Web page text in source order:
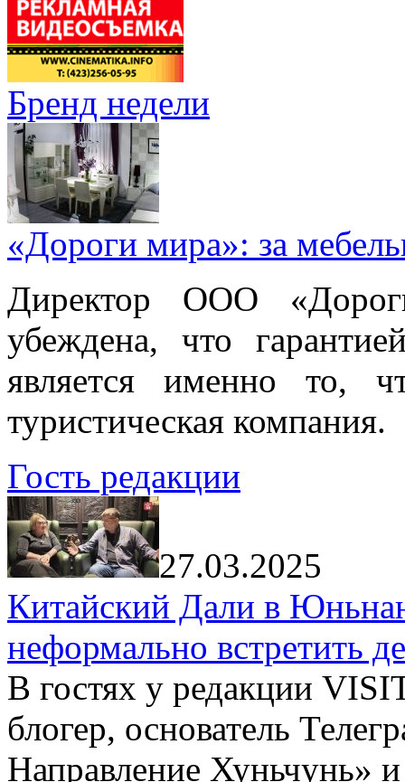
Бренд недели
«Дороги мира»: за
Директор ООО
убеждена, что
является именно то,
туристическая компания.
Гость редакции
27.03.2025
Китайский Дали в
неформально встретить
В гостях у редакции
блогер, основатель
Направление Хуньчунь»